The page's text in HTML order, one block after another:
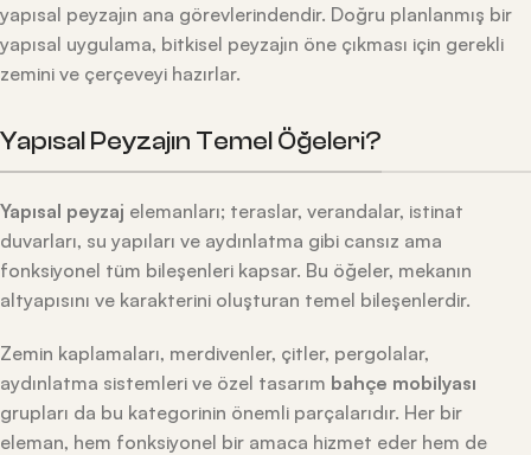
yapısal peyzajın ana görevlerindendir. Doğru planlanmış bir
yapısal uygulama, bitkisel peyzajın öne çıkması için gerekli
zemini ve çerçeveyi hazırlar.
Yapısal Peyzajın Temel Öğeleri?
Yapısal peyzaj elemanları; teraslar, verandalar, istinat
duvarları, su yapıları ve aydınlatma gibi cansız ama
fonksiyonel tüm bileşenleri kapsar. Bu öğeler, mekanın
altyapısını ve karakterini oluşturan temel bileşenlerdir.
Zemin kaplamaları, merdivenler, çitler, pergolalar,
aydınlatma sistemleri ve özel tasarım bahçe mobilyası
grupları da bu kategorinin önemli parçalarıdır. Her bir
eleman, hem fonksiyonel bir amaca hizmet eder hem de